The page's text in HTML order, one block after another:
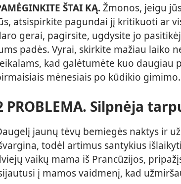
ŠTAI KĄ.Žmonos, jeigu
atsispirkite pagundai jį kritikuoti ar
gerai, pagirsite, ugdysite jo
padės. Vyrai, skirkite mažiau laiko
kad galėtumėte kuo daugiau
mėnesiais po kūdikio gimimo.
PROBLEMA. Silpnėja
jaunų tėvų bemiegės naktys ir
todėl artimus santykius
vaikų mama iš Prancūzijos,
į mamos vaidmenį, kad